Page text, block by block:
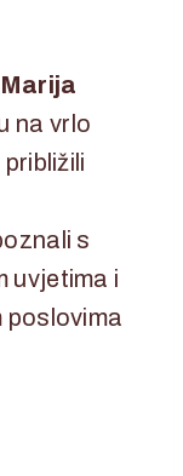
na vrlo
s
uvjetima i
poslovima